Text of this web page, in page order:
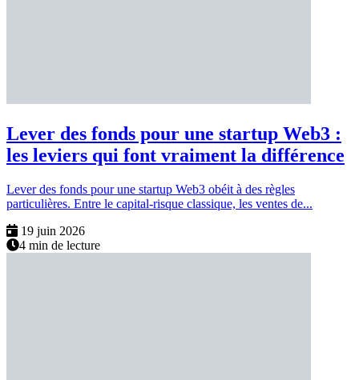
Lever des fonds pour une startup Web3 :
les leviers qui font vraiment la différence
Lever des fonds pour une startup Web3 obéit à des règles
particulières. Entre le capital-risque classique, les ventes de...
19 juin 2026
4 min de lecture